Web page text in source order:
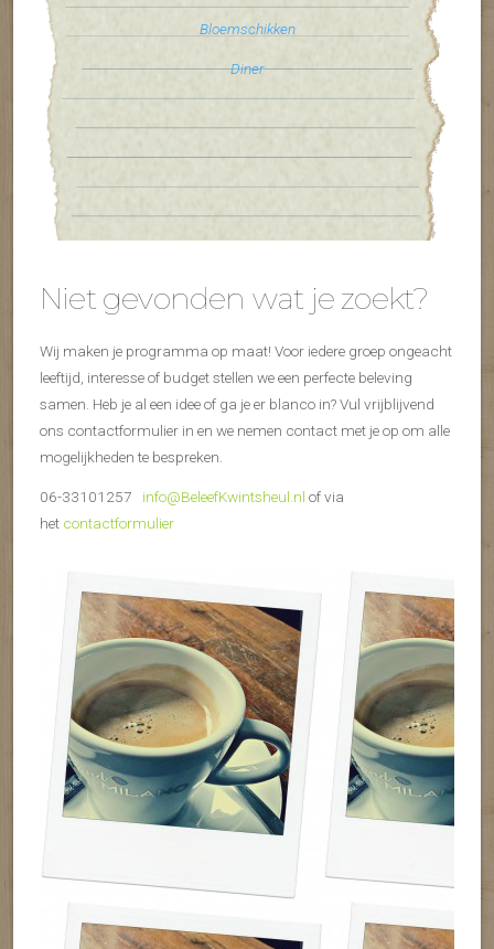
Bloemschikken
Diner
Niet gevonden wat je zoekt?
Wij maken je programma op maat! Voor iedere groep ongeacht
leeftijd, interesse of budget stellen we een perfecte beleving
samen. Heb je al een idee of ga je er blanco in? Vul vrijblijvend
ons contactformulier in en we nemen contact met je op om alle
mogelijkheden te bespreken.
06-33101257 info@BeleefKwintsheul.nl of via
het contactformulier